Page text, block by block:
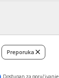
Preporuka